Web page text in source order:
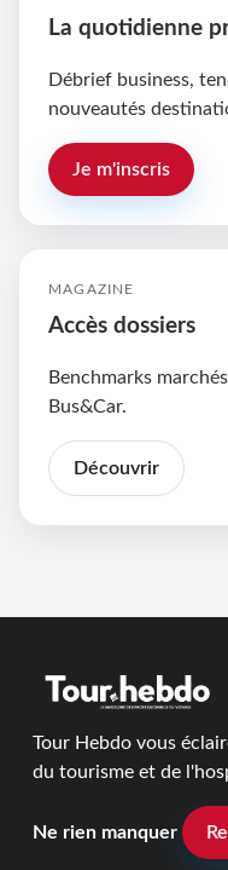
La quotidienne
Débrief business,
nouveautés
Je m'inscris
MAGAZINE
Accès dossiers
Benchmarks
Bus&Car.
Découvrir
Tour Hebdo vous
du tourisme et de
Ne rien manquer